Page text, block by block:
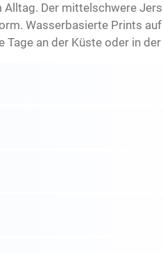
Alltag. Der mittelschwere
Wasserbasierte Prints auf
Tage an der Küste oder in